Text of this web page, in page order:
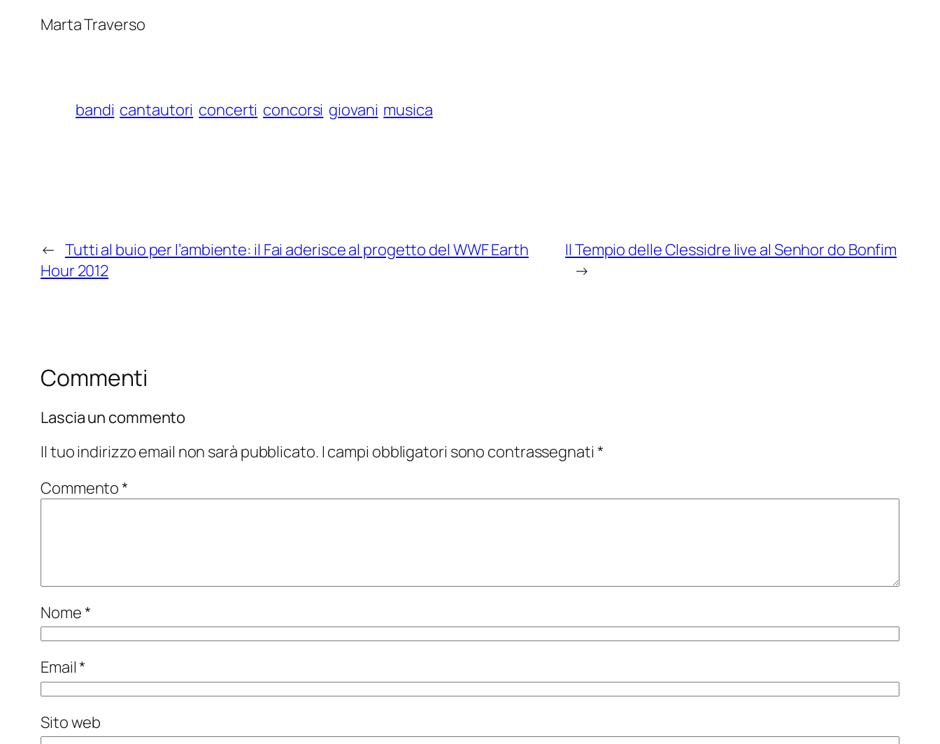
Marta Traverso
bandi cantautori concerti concorsi giovani musica
← Tutti al buio per l’ambiente: il Fai aderisce al progetto del WWF Earth
Hour 2012
Il Tempio delle Clessidre live al Senhor do Bonfim
→
Commenti
Lascia un commento
Il tuo indirizzo email non sarà pubblicato. I campi obbligatori sono contrassegnati *
Commento*
Nome*
Email*
Sito web